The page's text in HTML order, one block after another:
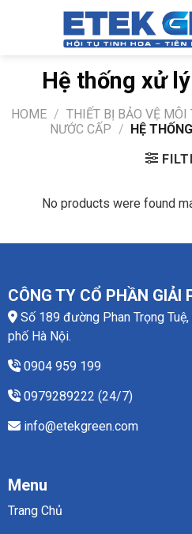
Hệ thống xử
HOME / THIẾT BỊ BẢO VỆ MÔI
NƯỚC CẤP / HỆ
No products were found
CÔNG TY CỔ PHẦN GIẢI
Số 189 đường Phan Trọng Tuệ,
phố Hà Nội.
0904 959 199
0979289222 (24/7)
info@etekgreen.com
Menu
Trang Chủ